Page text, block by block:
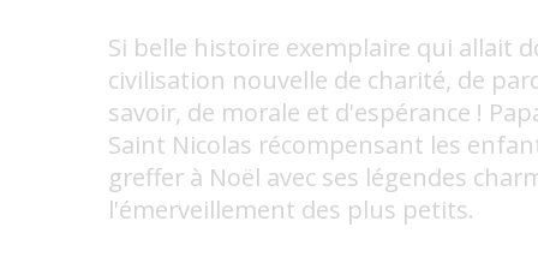
Si belle histoire exemplaire qui allait
civilisation nouvelle de charité, de
savoir, de morale et d'espérance !
Saint Nicolas récompensant les
greffer à Noël avec ses légendes
l'émerveillement des plus petits.